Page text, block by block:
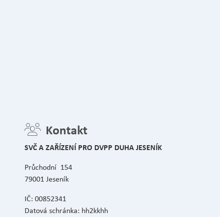
Kontakt
SVČ A ZAŘÍZENÍ PRO DVPP DUHA JESENÍK
Průchodní 154
79001 Jeseník
IČ: 00852341
Datová schránka: hh2kkhh